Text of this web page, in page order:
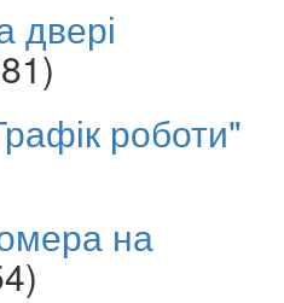
двері
роботи"
на